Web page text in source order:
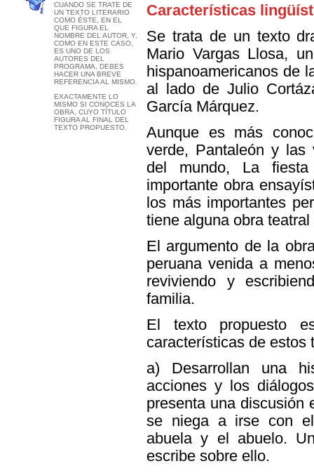
CUANDO SE TRATE DE
UN TEXTO LITERARIO
COMO ÉSTE, EN EL
QUE FIGURA EL
NOMBRE DEL AUTOR, Y,
COMO EN ESTE CASO,
ES UNO DE LOS
AUTORES DEL
PROGRAMA, DEBES
HACER UNA BREVE
REFERENCIA AL MISMO.
EXACTAMENTE LO
MISMO SI CONOCES LA
OBRA, CUYO TÍTULO
FIGURA AL FINAL DEL
TEXTO PROPUESTO.
Características
Se trata de un texto
Mario Vargas Llosa,
hispanoamericanos de
al lado de Julio
García Márquez.
Aunque es más
verde, Pantaleón y las
del mundo, La
importante obra
los más importantes
tiene alguna obra
El argumento de la
peruana venida a
reviviendo y
familia.
El texto propuesto
características de estos
a) Desarrollan una
acciones y los
presenta una discusión
se niega a irse con
abuela y el abuelo.
escribe sobre ello.